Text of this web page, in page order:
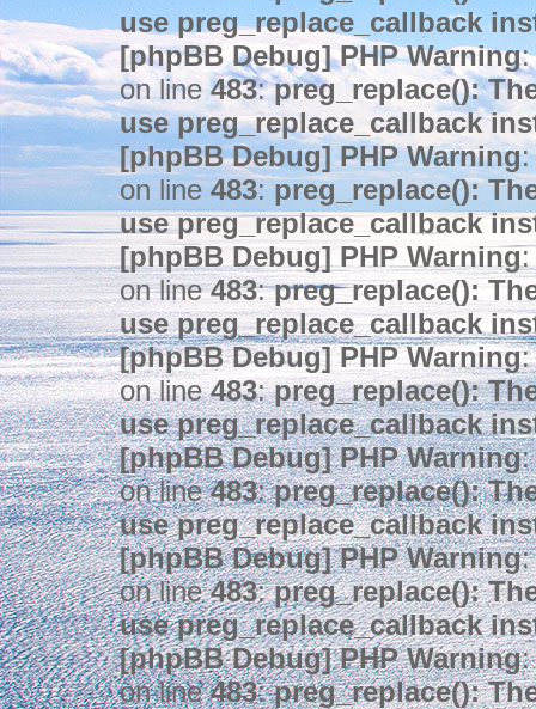
use preg_replace_callback
[phpBB Debug] PHP Warning:
on line483:preg_replace():
use preg_replace_callback
[phpBB Debug] PHP Warning:
on line 483:preg_replace():
use preg_replace_callback
[phpBB Debug] PHP Warning:
on line483:preg_replace():
use preg_replace_callback
[phpBB Debug] PHP Warning:
on line483:preg_replace():
use preg_replace_callback
[phpBB Debug] PHP Warning:
on line483:preg_replace():
use preg_replace_callback
[phpBB Debug] PHP Warning:
on line483:preg_replace():
use preg_replace_callback
[phpBB Debug] PHP Warning:
on line483:preg_replace():